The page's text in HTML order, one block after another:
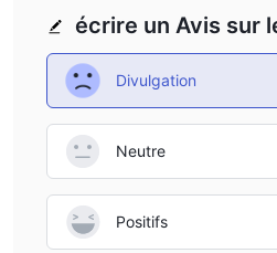
écrire un Avis sur
Divulgation
Neutre
Positifs